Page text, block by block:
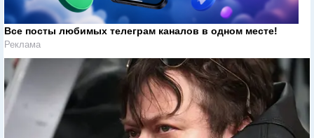
Все посты любимых телеграм каналов в одном месте!
Реклама